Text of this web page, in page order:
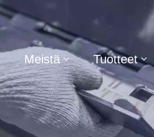
Meistä Tuotteet